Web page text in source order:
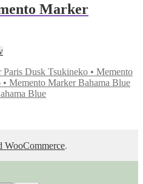
Marker
Tsukineko • Memento
Blue
WooCommerce.